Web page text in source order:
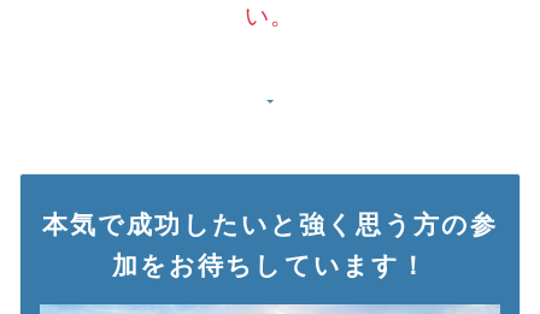
い。
本気で成功したいと強く思う方の参
加をお待ちしています！